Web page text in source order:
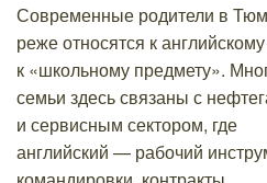
Современные родители в
реже относятся к английскому
к «школьному предмету».
семьи здесь связаны с
и сервисным сектором, где
английский — рабочий